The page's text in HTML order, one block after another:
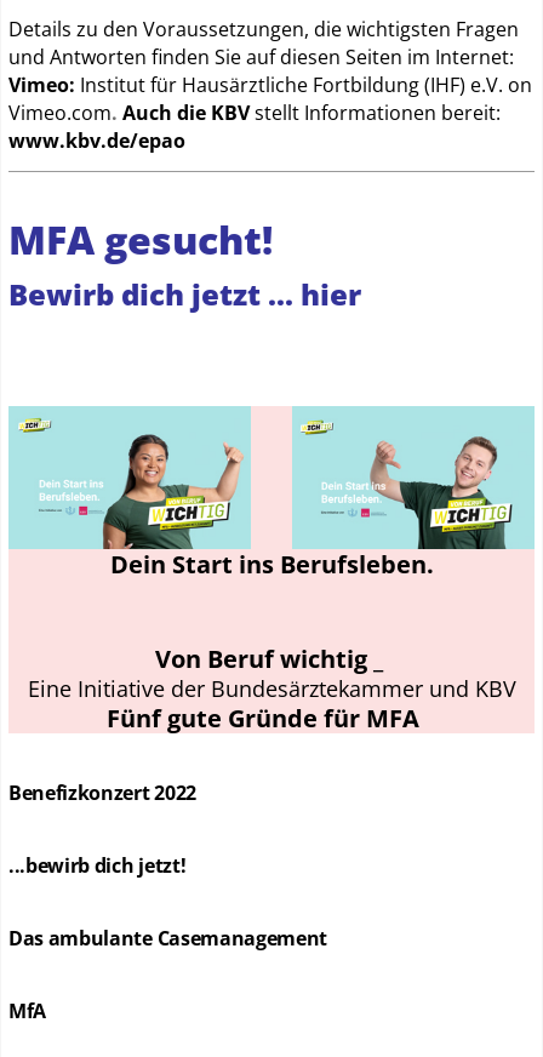
Details zu den Voraussetzungen, die wichtigsten Fragen
und Antworten finden Sie auf diesen Seiten im Internet:
Vimeo: Institut für Hausärztliche Fortbildung (IHF) e.V. on
Vimeo.com. Auch die KBVstellt Informationen bereit:
www.kbv.de/epao
MFA gesucht!
Bewirb dich jetzt ... hier
Dein Start ins Berufsleben.
Von Beruf wichtig _
Eine Initiative der Bundesärztekammer und KBV
Fünf gute Gründe für MFA
Benefizkonzert 2022
...bewirb dich jetzt!
Das ambulante Casemanagement
MfA